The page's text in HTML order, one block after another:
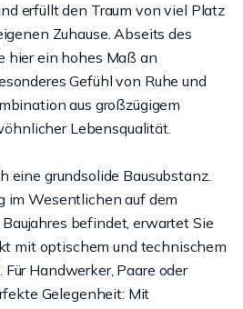
erfüllt den Traum von viel Platz
Zuhause. Abseits des
hier ein hohes Maß an
Gefühl von Ruhe und
aus großzügigem
Lebensqualität.
eine grundsolide Bausubstanz.
im Wesentlichen auf dem
befindet, erwartet Sie
mit optischem und technischem
Handwerker, Paare oder
Gelegenheit: Mit